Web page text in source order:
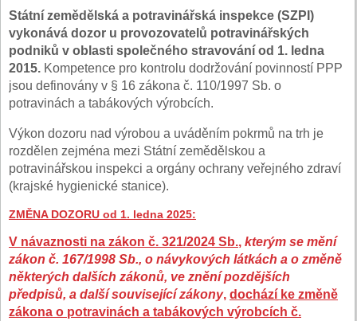
Státní zemědělská a potravinářská inspekce (SZPI)
vykonává dozor u provozovatelů potravinářských
podniků v oblasti společného stravování od 1. ledna
2015. Kompetence pro kontrolu dodržování povinností PPP
jsou definovány v § 16 zákona č. 110/1997 Sb. o
potravinách a tabákových výrobcích.
Výkon dozoru nad výrobou a uváděním pokrmů na trh je
rozdělen zejména mezi Státní zemědělskou a
potravinářskou inspekci a orgány ochrany veřejného zdraví
(krajské hygienické stanice).
ZMĚNA DOZORU od 1. ledna 2025:
V návaznosti na zákon č. 321/2024 Sb., kterým se mění
zákon č. 167/1998 Sb., o návykových látkách a o změně
některých dalších zákonů, ve znění pozdějších
předpisů, a další související zákony, dochází ke změně
zákona o potravinách a tabákových výrobcích č.